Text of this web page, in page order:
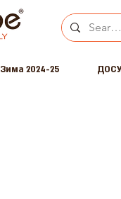
Зима 2024-25